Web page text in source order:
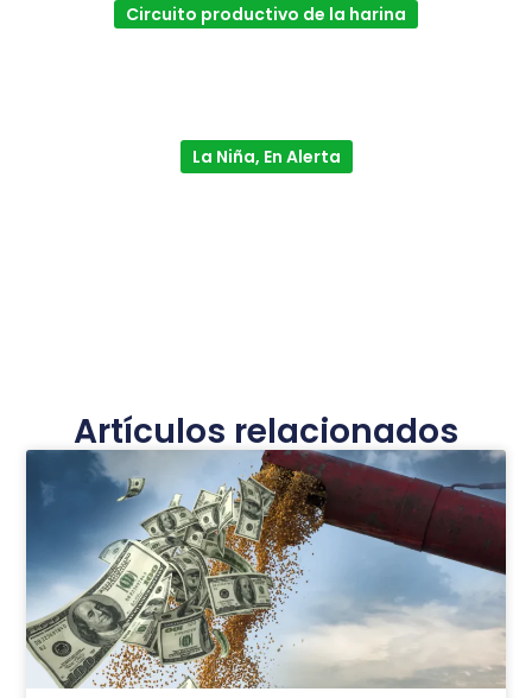
Circuito productivo de la harina
La Niña, En Alerta
Artículos relacionados